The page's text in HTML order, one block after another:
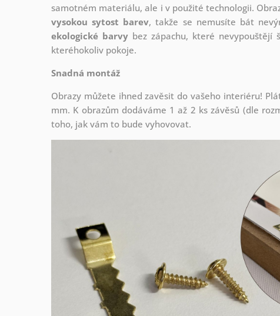
samotném materiálu, ale i v použité technologii.
vysokou sytost barev, takže se nemusíte bát
ekologické barvy bez zápachu, které
kteréhokoliv pokoje.
Snadná montáž
Obrazy můžete ihned zavěsit do vašeho interiéru!
mm. K obrazům dodáváme 1 až 2 ks závěsů (dle
toho, jak vám to bude vyhovovat.